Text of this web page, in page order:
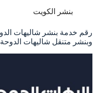
بنشر الكويت
وبنشر متنقل شاليهات الدوحة